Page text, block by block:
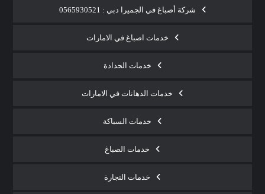
شركة أصباغ في الجميرا دبي : 0565930521
خدمات اصباغ في الامارات
خدمات الحدادة
خدمات الدهانات في الامارات
خدمات السباكة
خدمات الصباغ
خدمات النجارة